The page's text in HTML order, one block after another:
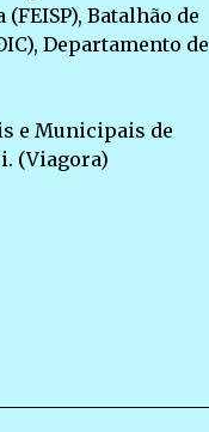
Batalhão de
Departamento de
e Municipais de
(Viagora)